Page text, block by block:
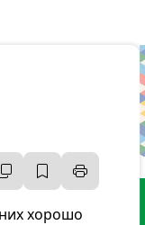
хорошо